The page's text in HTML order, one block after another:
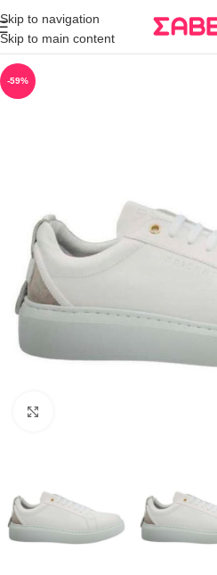
Skip to navigation
Skip to main content
άνω των 80€
Παραγγελία
-59%